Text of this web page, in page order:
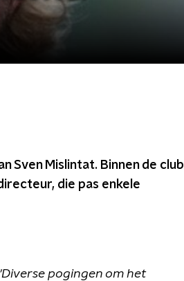
Sven Mislintat. Binnen de club
die pas enkele
pogingen om het